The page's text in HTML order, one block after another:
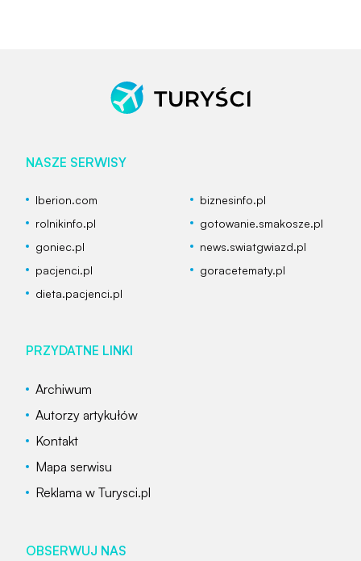
NASZE SERWISY
Iberion.com
biznesinfo.pl
rolnikinfo.pl
gotowanie.smakosze.pl
goniec.pl
news.swiatgwiazd.pl
pacjenci.pl
goracetematy.pl
dieta.pacjenci.pl
PRZYDATNE LINKI
Archiwum
Autorzy artykułów
Kontakt
Mapa serwisu
Reklama w Turysci.pl
OBSERWUJ NAS